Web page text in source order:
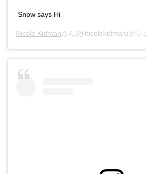
Snow says Hi
Nicole Kidmanさん(@nicolekidman)がシ